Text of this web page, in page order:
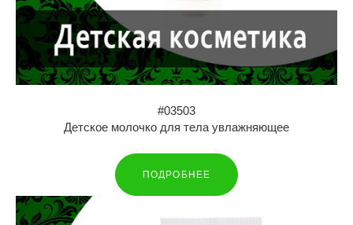
#03503
Детское молочко для тела увлажняющее
ПОДРОБНЕЕ